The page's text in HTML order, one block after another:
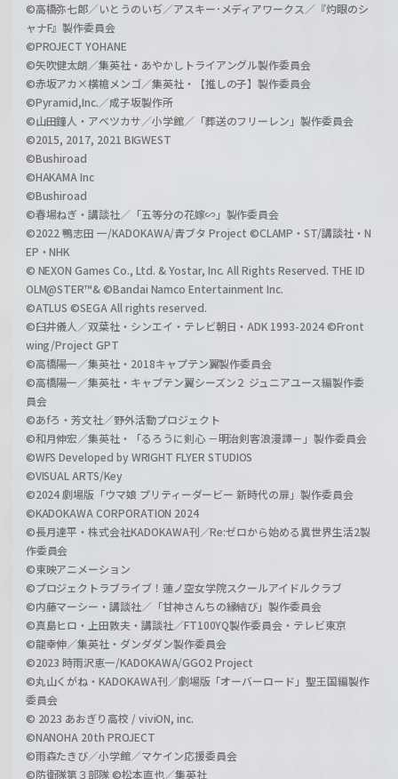
©高橋弥七郎／いとうのいぢ／アスキー･メディアワークス／『灼眼のシ
ャナF』製作委員会
©PROJECT YOHANE
©矢吹健太朗／集英社・あやかしトライアングル製作委員会
©赤坂アカ×横槍メンゴ／集英社・【推しの子】製作委員会
©Pyramid,Inc.／成子坂製作所
©山田鐘人・アベツカサ／小学館／「葬送のフリーレン」製作委員会
©2015, 2017, 2021 BIGWEST
©Bushiroad
©HAKAMA Inc
©Bushiroad
©春場ねぎ・講談社／「五等分の花嫁∽」製作委員会
©2022 鴨志田 一/KADOKAWA/青ブタ Project ©CLAMP・ST/講談社・N
EP・NHK
© NEXON Games Co., Ltd. & Yostar, Inc. All Rights Reserved. THE ID
OLM@STER™& ©Bandai Namco Entertainment Inc.
©ATLUS ©SEGA All rights reserved.
©臼井儀人／双葉社・シンエイ・テレビ朝日・ADK 1993-2024 ©Front
wing/Project GPT
©高橋陽一／集英社・2018キャプテン翼製作委員会
©高橋陽一／集英社・キャプテン翼シーズン２ ジュニアユース編製作委
員会
©あfろ・芳文社／野外活動プロジェクト
©和月伸宏／集英社・「るろうに剣心 －明治剣客浪漫譚－」製作委員会
©WFS Developed by WRIGHT FLYER STUDIOS
©VISUAL ARTS/Key
©2024 劇場版「ウマ娘 プリティーダービー 新時代の扉」製作委員会
©KADOKAWA CORPORATION 2024
©長月達平・株式会社KADOKAWA刊／Re:ゼロから始める異世界生活2製
作委員会
©東映アニメーション
©プロジェクトラブライブ！蓮ノ空女学院スクールアイドルクラブ
©内藤マーシー・講談社／「甘神さんちの縁結び」製作委員会
©真島ヒロ・上田敦夫・講談社／FT100YQ製作委員会・テレビ東京
©龍幸伸／集英社・ダンダダン製作委員会
©2023 時雨沢恵一/KADOKAWA/GGO2 Project
©丸山くがね・KADOKAWA刊／劇場版「オーバーロード」聖王国編製作
委員会
© 2023 あおぎり高校 / viviON, inc.
©NANOHA 20th PROJECT
©雨森たきび／小学館／マケイン応援委員会
©防衛隊第３部隊 ©松本直也／集英社